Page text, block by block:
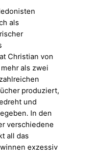
als
Christian von
als zwei
produziert,
und
In den
verschiedene
all das
exzessiv